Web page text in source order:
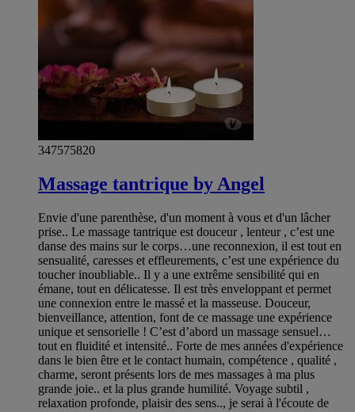
347575820
Massage tantrique by Angel
Envie d'une parenthèse, d'un moment à vous et d'un lâcher
prise.. Le massage tantrique est douceur , lenteur , c’est une
danse des mains sur le corps…une reconnexion, il est tout en
sensualité, caresses et effleurements, c’est une expérience du
toucher inoubliable.. Il y a une extrême sensibilité qui en
émane, tout en délicatesse. Il est très enveloppant et permet
une connexion entre le massé et la masseuse. Douceur,
bienveillance, attention, font de ce massage une expérience
unique et sensorielle ! C’est d’abord un massage sensuel…
tout en fluidité et intensité.. Forte de mes années d'expérience
dans le bien être et le contact humain, compétence , qualité ,
charme, seront présents lors de mes massages à ma plus
grande joie.. et la plus grande humilité. Voyage subtil ,
relaxation profonde, plaisir des sens.., je serai à l'écoute de